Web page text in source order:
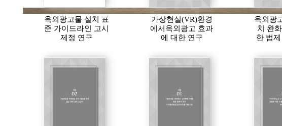
옥외광고물 설치 표
준 가이드라인 고시
제정 연구
가상현실(VR)환경
에서옥외광고 효과
에 대한 연구
옥외광
치 완
한 법제